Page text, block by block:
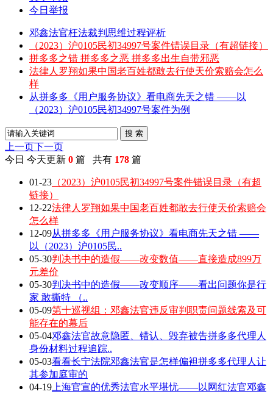
今日举报
邓鑫法官枉法裁判思维过程评析
（2023）沪0105民初34997号案件错误目录（有超链接）
拼多多之错 拼多多之恶 拼多多出生自带邪恶
法律人罗翔如果中国老百姓都敢去行使天价索赔会怎么
样
从拼多多《用户服务协议》看电商先天之错 ——以
（2023）沪0105民初34997号案件为例
搜 索
上一页下一页
今日 今天更新 0 篇 共有 178 篇
01-23 （2023）沪0105民初34997号案件错误目录（有超
链接）
12-22法律人罗翔如果中国老百姓都敢去行使天价索赔会
怎么样
12-09从拼多多《用户服务协议》看电商先天之错 ——
以（2023）沪0105民..
05-30判决书中的造假——改变数值——直接造成899万
元差价
05-30判决书中的造假——改变顺序——看出问题你是行
家 敢撕特 （..
05-09第十巡视组：邓鑫法官违反审判职责问题线索及可
能存在的幕后
05-04邓鑫法官故意隐匿、错认、毁弃被告拼多多代理人
身份材料过程追踪..
05-03看看长宁法院邓鑫法官是怎样偏袒拼多多代理人让
其参加庭审的
04-19 上海官宣的优秀法官水平堪忧——以网红法官邓鑫